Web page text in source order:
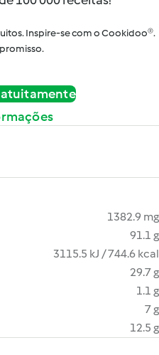
Inspire-se com o Cookidoo®.
1382.9 mg
91.1 g
3115.5 kJ / 744.6 kcal
29.7 g
1.1 g
7 g
12.5 g